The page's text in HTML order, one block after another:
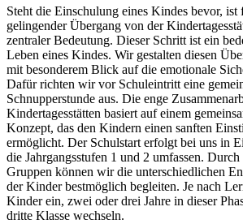
Steht die Einschulung eines Kindes bevor, ist
gelingender Übergang von der
zentraler Bedeutung. Dieser Schritt ist ein
Leben eines Kindes. Wir gestalten diesen
mit besonderem Blick auf die emotionale
Dafür richten wir vor Schuleintritt eine
Schnupperstunde aus. Die enge
Kindertagesstätten basiert auf einem
Konzept, das den Kindern einen sanften
ermöglicht. Der Schulstart erfolgt bei uns in
die Jahrgangsstufen 1 und 2 umfassen. Durch
Gruppen können wir die unterschiedlichen
der Kinder bestmöglich begleiten. Je nach
Kinder ein, zwei oder drei Jahre in dieser
dritte Klasse wechseln.